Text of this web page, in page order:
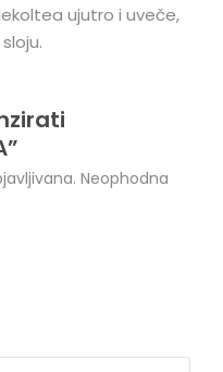
ujutro i uveče,
Neophodna